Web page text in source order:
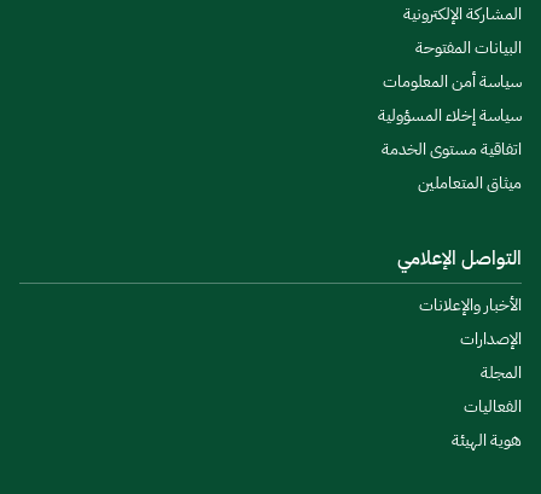
المشاركة الإلكترونية
البيانات المفتوحة
سياسة أمن المعلومات
سياسة إخلاء المسؤولية
اتفاقية مستوى الخدمة
ميثاق المتعاملين
التواصل الإعلامي
الأخبار والإعلانات
الإصدارات
المجلة
الفعاليات
هوية الهيئة